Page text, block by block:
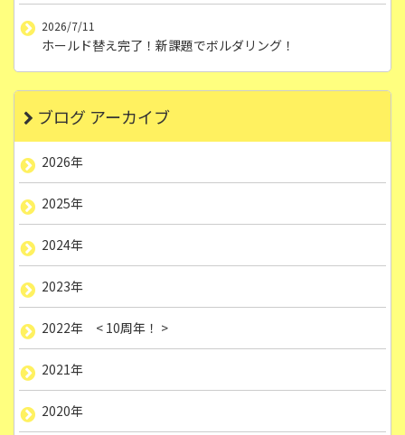
2026/7/11
ホールド替え完了！新課題でボルダリング！
ブログ アーカイブ
2026年
2025年
2024年
2023年
2022年 < 10周年！ >
2021年
2020年